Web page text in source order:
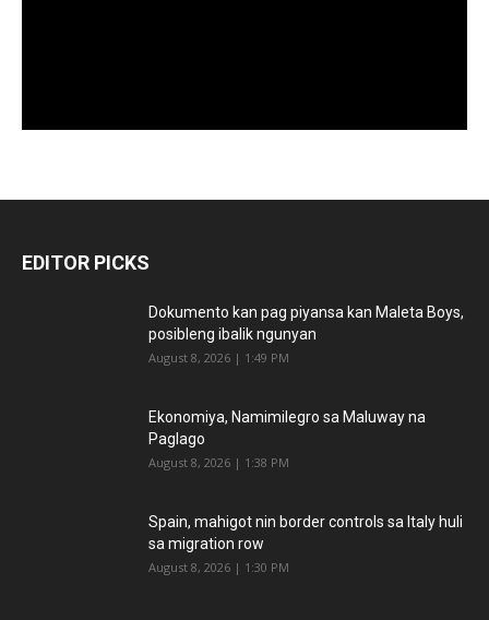
EDITOR PICKS
Dokumento kan pag piyansa kan Maleta Boys,
posibleng ibalik ngunyan
August 8, 2026 | 1:49 PM
Ekonomiya, Namimilegro sa Maluway na
Paglago
August 8, 2026 | 1:38 PM
Spain, mahigot nin border controls sa Italy huli
sa migration row
August 8, 2026 | 1:30 PM